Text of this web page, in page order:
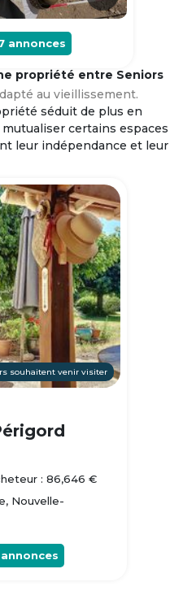
annonces
propriété entre Seniors
au vieillissement.
séduit de plus en
certains espaces
leur indépendance et leur
souhaitent venir visiter
: 86,646 €
Nouvelle-
annonces